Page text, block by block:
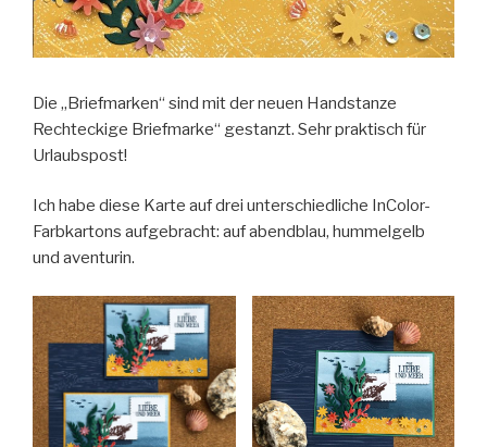
Die „Briefmarken“ sind mit der neuen Handstanze
Rechteckige Briefmarke“ gestanzt. Sehr praktisch für
Urlaubspost!
Ich habe diese Karte auf drei unterschiedliche InColor-
Farbkartons aufgebracht: auf abendblau, hummelgelb
und aventurin.